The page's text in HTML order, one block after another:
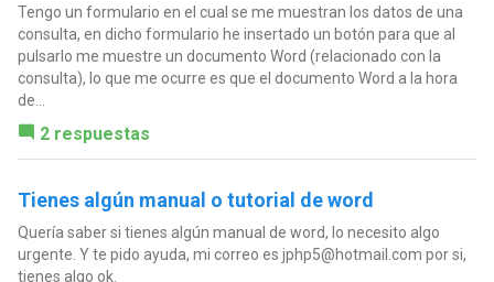
Tengo un formulario en el cual se me muestran los datos de una
consulta, en dicho formulario he insertado un botón para que al
pulsarlo me muestre un documento Word (relacionado con la
consulta), lo que me ocurre es que el documento Word a la hora
de...
2 respuestas
Tienes algún manual o tutorial de word
Quería saber si tienes algún manual de word, lo necesito algo
urgente. Y te pido ayuda, mi correo es jphp5@hotmail.com por si,
tienes algo ok.